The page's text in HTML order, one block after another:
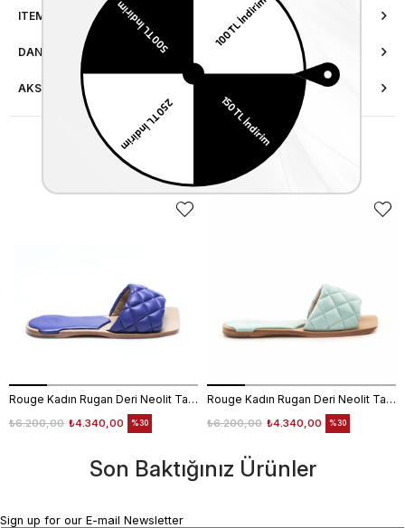
ITEM FEATURES
DANIŞMA HATTI
AKSESUAR ONARIMI
Similar Items
Rouge Kadın Rugan Deri Neolit Taban Mor Terlik Terlik
₺4.340,00
₺6.200,00 %30
Rouge Kadın Rugan Deri Neolit Taban Açık Mavi Terlik Terlik
₺4.340,00
₺6.200,00 %30
Son Baktığınız Ürünler
Sign up for our E-mail Newsletter